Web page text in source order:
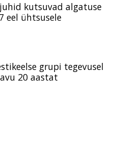
kutsuvad algatuse
eel ühtsusele
grupi tegevusel
20 aastat